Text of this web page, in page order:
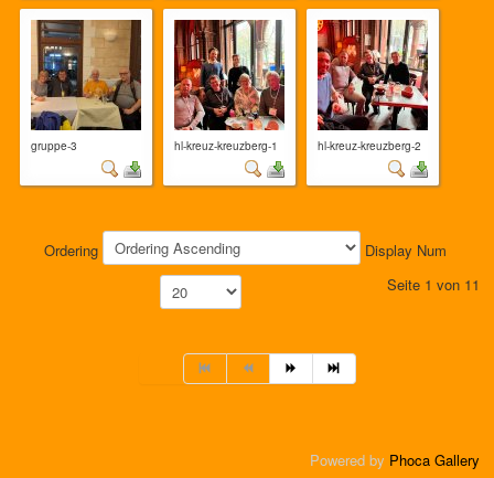
gruppe-3 hl-kreuz-kreuzberg-1 hl-kreuz-kreuzberg-2
Ordering
Display Num
Seite 1 von 11
Powered by Phoca Gallery